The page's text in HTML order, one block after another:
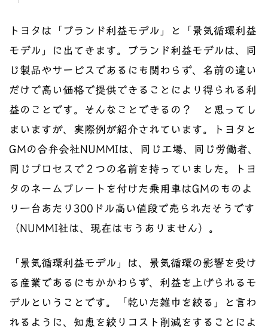
トヨタは「ブランド利益モデル」と「景気循環利益
モデル」に出てきます。ブランド利益モデルは、同
じ製品やサービスであるにも関わらず、名前の違い
だけで高い価格で提供できることにより得られる利
益のことです。そんなことできるの？ と思ってし
まいますが、実際例が紹介されています。トヨタと
GMの合弁会社NUMMIは、同じ工場、同じ労働者、
同じプロセスで２つの名前を持っていました。トヨ
タのネームプレートを付けた乗用車はGMのものよ
り一台あたり300ドル高い値段で売られたそうです
（NUMMI社は、現在はもうありません）。
「景気循環利益モデル」は、景気循環の影響を受け
る産業であるにもかかわらず、利益を上げられるモ
デルということです。「乾いた雑巾を絞る」と言わ
れるように、知恵を絞りコスト削減をすることによ